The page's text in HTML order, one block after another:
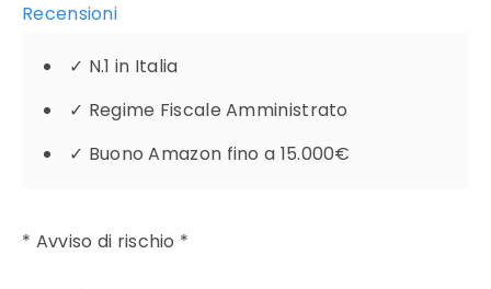
Recensioni
✓ N.1 in Italia
✓ Regime Fiscale Amministrato
✓ Buono Amazon fino a 15.000€
* Avviso di rischio *